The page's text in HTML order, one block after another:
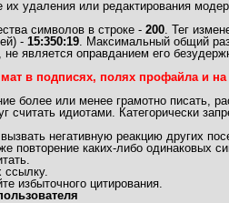
или редактирования
символов в строке - 200. Тег
- 15:350:19. Максимальный общий
является оправданием его
в подписях, полях профайла и на
более или менее грамотно писать,
идиотами. Категорически
негативную реакцию других
повторение каких-либо одинаковых
ссылку.
избыточного цитирования.